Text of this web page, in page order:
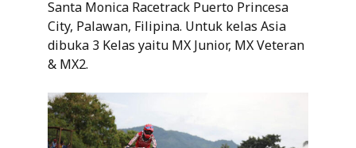
Santa Monica Racetrack Puerto Princesa
City, Palawan, Filipina. Untuk kelas Asia
dibuka 3 Kelas yaitu MX Junior, MX Veteran
& MX2.